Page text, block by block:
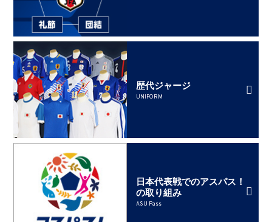
歴代ジャージ
UNIFORM
日本代表戦でのアスパス！
の取り組み
ASU Pass